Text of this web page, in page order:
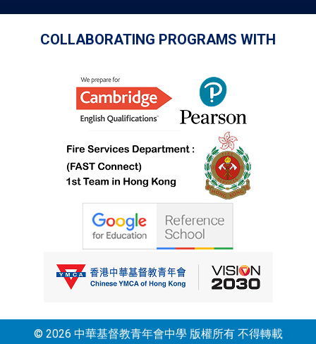
COLLABORATING PROGRAMS WITH
© 2026 中華基督教青年會中學 版權所有 不得轉載